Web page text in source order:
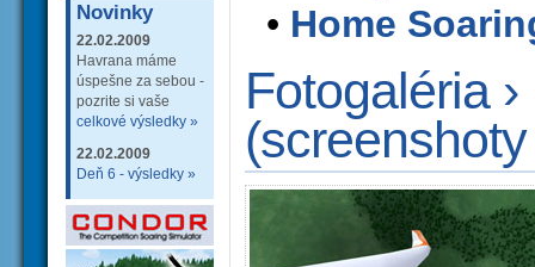
Novinky
22.02.2009
Havrana máme
úspešne za sebou -
pozrite si vaše
celkové výsledky »
22.02.2009
Deň 6 - výsledky »
• Home
Fotogaléria